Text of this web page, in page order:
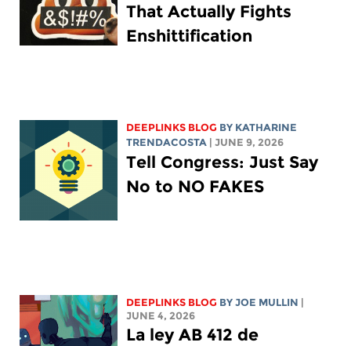
That Actually Fights
Enshittification
DEEPLINKS BLOG BY KATHARINE
TRENDACOSTA
| JUNE 9, 2026
Tell Congress: Just Say
No to NO FAKES
DEEPLINKS BLOG BYJOE MULLIN
JUNE 4, 2026
La ley AB 412 de